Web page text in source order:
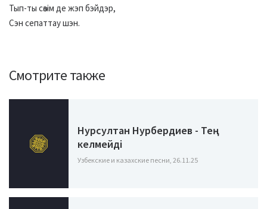
Тып-ты сөзім де жэп бэйдэр,
Сэн сепаттау шэн.
Смотрите также
Нурсултан Нурбердиев - Тең
келмейді
Узбекские и казахские песни, 26.11.25